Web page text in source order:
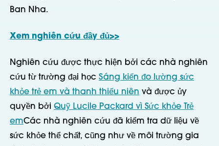
Ban Nha.
Xem nghiên cứu đầy đủ>>
Nghiên cứu được thực hiện bởi các nhà nghiên
cứu từ trường đại học Sáng kiến đo lường sức
khỏe trẻ em và thanh thiếu niên và được ủy
quyền bởi Quỹ Lucile Packard vì Sức khỏe Trẻ
emCác nhà nghiên cứu đã kiểm tra dữ liệu về
sức khỏe thể chất, cũng như về môi trường gia